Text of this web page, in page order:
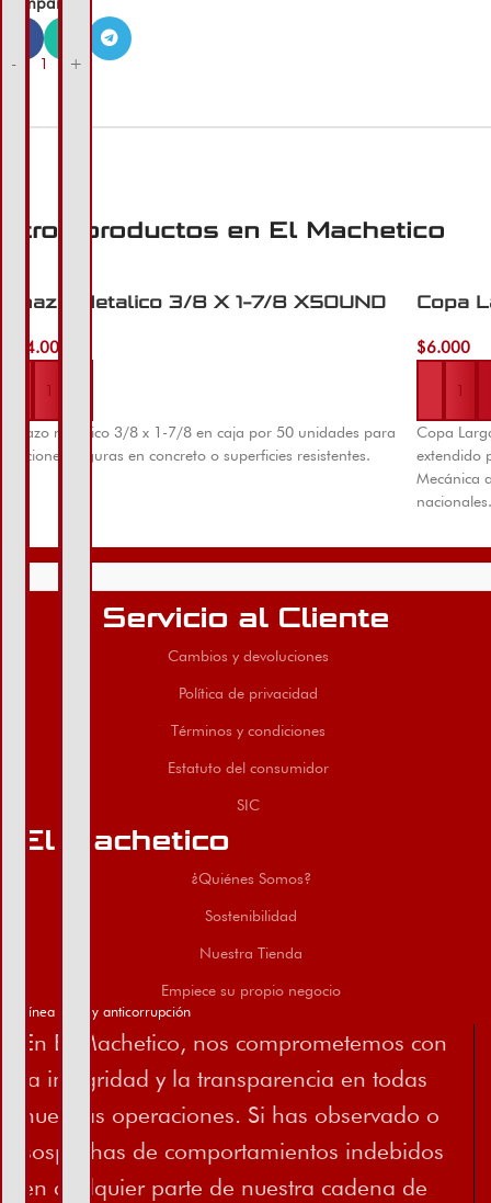
Otros productos en El Machetico
Chazo Metalico 3/8 X 1-7/8 X50UND
54.000
Añadir al carrito
Chazo metálico 3/8 x 1-7/8 en caja por 50 unidades para
fijaciones seguras en concreto o superficies resistentes.
Copa
$6.000
Añadir al
Copa
extendido
Mecánica
nacionales.
Servicio al Cliente
Cambios y devoluciones
Política de privacidad
Términos y condiciones
Estatuto del consumidor
SIC
El Machetico
¿Quiénes Somos?
Sostenibilidad
Nuestra Tienda
Empiece su propio negocio
Línea ética y anticorrupción
En El Machetico, nos comprometemos con
la integridad y la transparencia en todas
nuestras operaciones. Si has observado o
sospechas de comportamientos indebidos
en cualquier parte de nuestra cadena de
- +